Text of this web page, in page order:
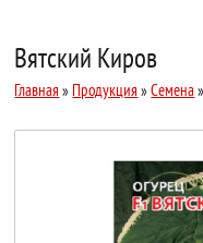
Вятский Киров
Главная » Продукция »Семена